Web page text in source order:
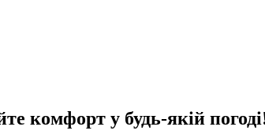
комфорт у будь-якій